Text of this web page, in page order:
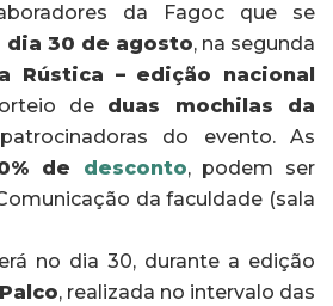
da Fagoc que se
dia 30 de agosto, na segunda
Rústica – edição nacional
de duas mochilas da
do evento. As
de desconto, podem ser
da faculdade (sala
no dia 30, durante a edição
, realizada no intervalo das